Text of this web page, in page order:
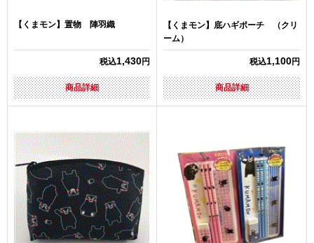
【くまモン】置物 陣羽織
税込1,430円
商品詳細
【くまモン】底ハギポーチ （クリ
ーム）
税込1,100円
商品詳細